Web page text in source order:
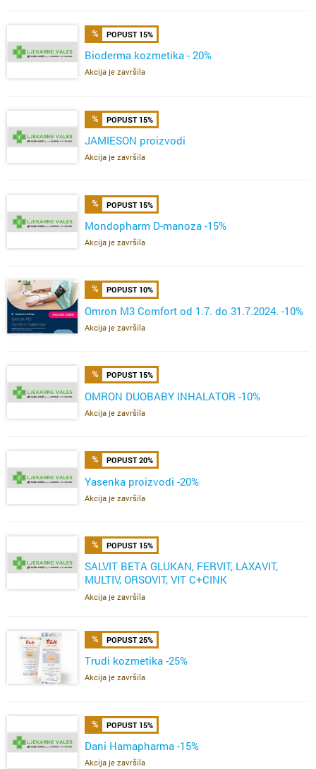
POPUST 15%
Bioderma kozmetika - 20%
Akcija je završila
POPUST 15%
JAMIESON proizvodi
Akcija je završila
POPUST 15%
Mondopharm D-manoza -15%
Akcija je završila
POPUST 10%
Omron M3 Comfort od 1.7. do 31.7.2024. -10%
Akcija je završila
POPUST 15%
OMRON DUOBABY INHALATOR -10%
Akcija je završila
POPUST 20%
Yasenka proizvodi -20%
Akcija je završila
POPUST 15%
SALVIT BETA GLUKAN, FERVIT, LAXAVIT,
MULTIV, ORSOVIT, VIT C+CINK
ŽELE,FERVIT,OMEGA
Akcija je završila
POPUST 25%
Trudi kozmetika -25%
Akcija je završila
POPUST 15%
Dani Hamapharma -15%
Akcija je završila